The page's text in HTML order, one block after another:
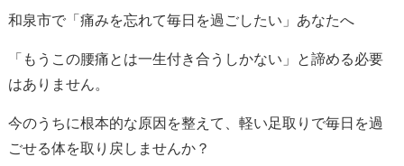
和泉市で「痛みを忘れて毎日を過ごしたい」あなたへ
「もうこの腰痛とは一生付き合うしかない」と諦める必要
はありません。
今のうちに根本的な原因を整えて、軽い足取りで毎日を過
ごせる体を取り戻しませんか？